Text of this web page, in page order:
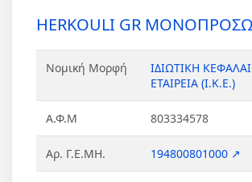
HERKOULI GR
Νομική Μορφή
ΙΔΙΩΤΙΚΗ
ΕΤΑΙΡΕΙΑ (Ι.Κ.Ε.)
Α.Φ.Μ 803334578
Αρ. Γ.Ε.ΜΗ. 194800801000 ↗